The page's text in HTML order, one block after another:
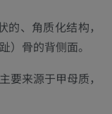
、角质化结构，
）骨的背侧面。
要来源于甲母质，